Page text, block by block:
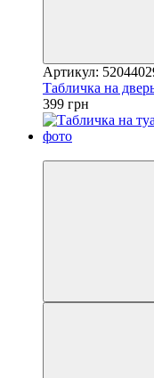
Артикул:
Табличка на
399 грн